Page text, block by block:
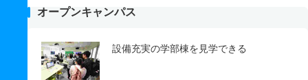
オープンキャンパス
設備充実の学部棟を見学できる